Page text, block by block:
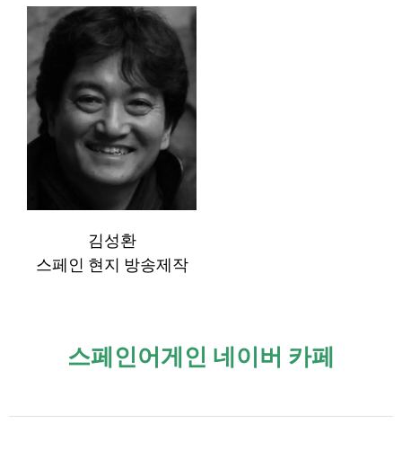
김성환
스페인 현지 방송제작
스페인어게인 네이버 카페